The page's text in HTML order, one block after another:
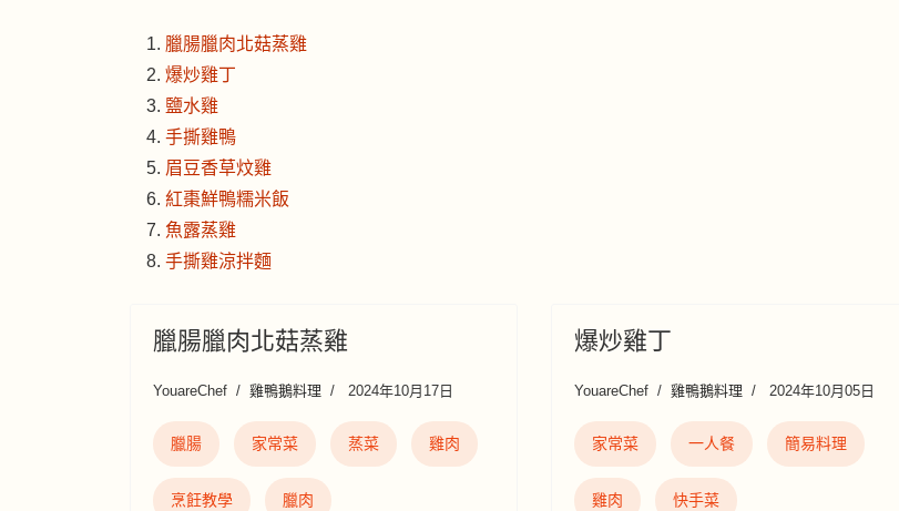
臘腸臘肉北菇蒸雞
爆炒雞丁
鹽水雞
手撕雞鴨
眉豆香草炆雞
紅棗鮮鴨糯米飯
魚露蒸雞
手撕雞涼拌麵
臘腸臘肉北菇蒸雞
YouareChef 雞鴨鵝料理 2024年10月17日
臘腸 家常菜 蒸菜 雞肉
烹飪教學 臘肉
爆炒雞丁
YouareChef 雞鴨鵝料理 2024年10月05日
家常菜 一人餐 簡易料理
雞肉 快手菜